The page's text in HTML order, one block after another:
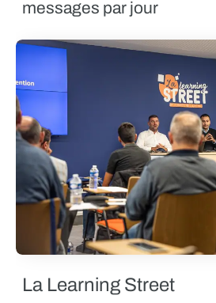
messages par jour
La Learning Street